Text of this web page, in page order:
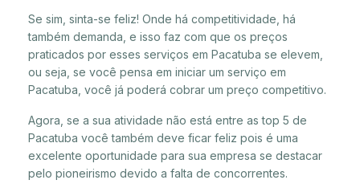
Se sim, sinta-se feliz! Onde há competitividade, há
também demanda, e isso faz com que os preços
praticados por esses serviços em Pacatuba se elevem,
ou seja, se você pensa em iniciar um serviço em
Pacatuba, você já poderá cobrar um preço competitivo.
Agora, se a sua atividade não está entre as top 5 de
Pacatuba você também deve ficar feliz pois é uma
excelente oportunidade para sua empresa se destacar
pelo pioneirismo devido a falta de concorrentes.